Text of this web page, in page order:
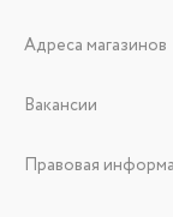
Адреса магазинов
Вакансии
Правовая